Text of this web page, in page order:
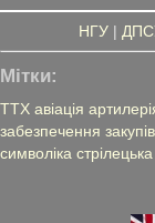
НГУ|
Мітки:
ТТХ авіація
забезпечення
символіка